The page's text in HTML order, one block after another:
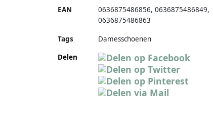
EAN 0636875486856, 0636875486849,
0636875486863
Tags
Damesschoenen
Delen